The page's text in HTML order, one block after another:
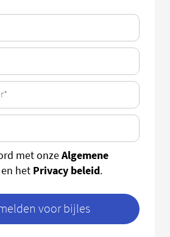
met onzeAlgemene
en het Privacy beleid.
voor bijles